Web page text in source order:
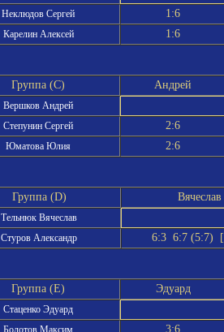
Неклюдов Сергей
1:6
Карелин Алексей 1:6
Группа (C) Андрей
Вершков Андрей
Степунин Сергей
2:6
Юматова Юлия 2:6
Группа (D) Вячеслав
Тельнюк Вячеслав
Стуров Александр
6:3 6:7 (5:7)
Группа (E) Эдуард
Стаценко Эдуард
Болотов Максим
3:6